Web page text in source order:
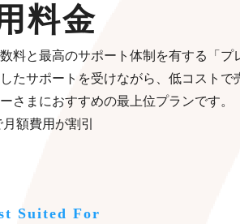
料金
料と最高のサポート体制を有する「プ
たサポートを受けながら、低コストで
さまにおすすめの最上位プランです。
額費用が割引
Suited For